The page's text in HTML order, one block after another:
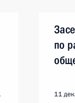
по
11